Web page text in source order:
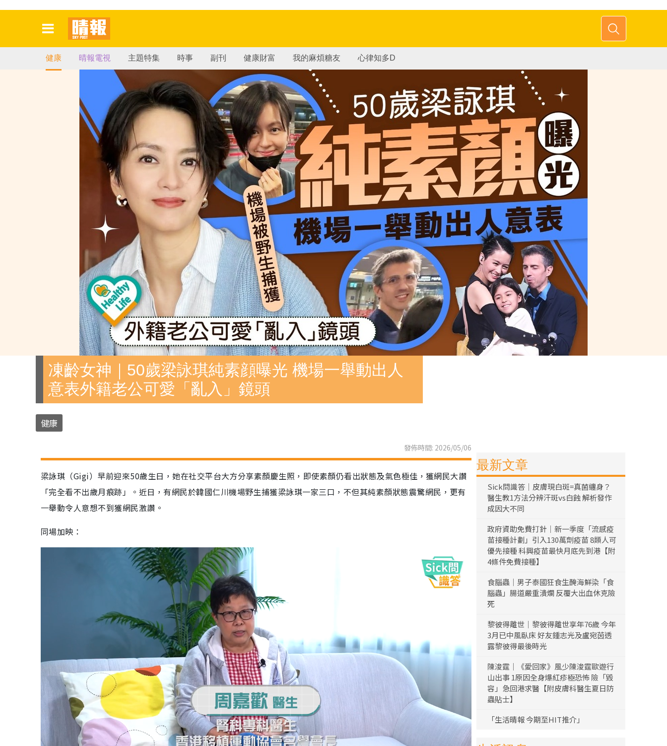
健康 晴報電視 主題特集 時事 副刊 健康財富 我的麻煩糖友 心律知多D
凍齡女神｜50歲梁詠琪純素顔曝光 機場一舉動出人
意表外籍老公可愛「亂入」鏡頭
健康
發佈時間: 2026/05/06
梁詠琪（Gigi）早前迎來50歲生日，她在社交平台大方分享素顏慶生照，即使素顏仍看出狀態及氣色極佳，獲網民大讚
「完全看不出歲月痕跡」。近日，有網民於韓國仁川機場野生捕獲梁詠琪一家三口，不但其純素顏狀態震驚網民，更有
一舉動令人意想不到獲網民激讚。
同場加映：
最新文章
Sick問識答｜皮膚現白斑=真菌纏身？
醫生教1方法分辨汗斑vs白蝕 解析發作
成因大不同
政府資助免費打針｜新一季度「流感疫
苗接種計劃」引入130萬劑疫苗 8類人可
優先接種 科興疫苗最快月底先到港【附
4條件免費接種】
食腦蟲｜男子泰國狂食生醃海鮮染「食
腦蟲」腸道嚴重潰爛 反覆大出血休克險
死
黎彼得離世｜黎彼得離世享年76歲 今年
3月已中風臥床 好友鍾志光及盧宛茵透
露黎彼得最後時光
陳浚霆｜《愛回家》風少陳浚霆歐遊行
山出事 1原因全身爆紅疹極恐怖 險「毀
容」急回港求醫【附皮膚科醫生夏日防
蟲貼士】
「生活晴報 今期至HIT推介」